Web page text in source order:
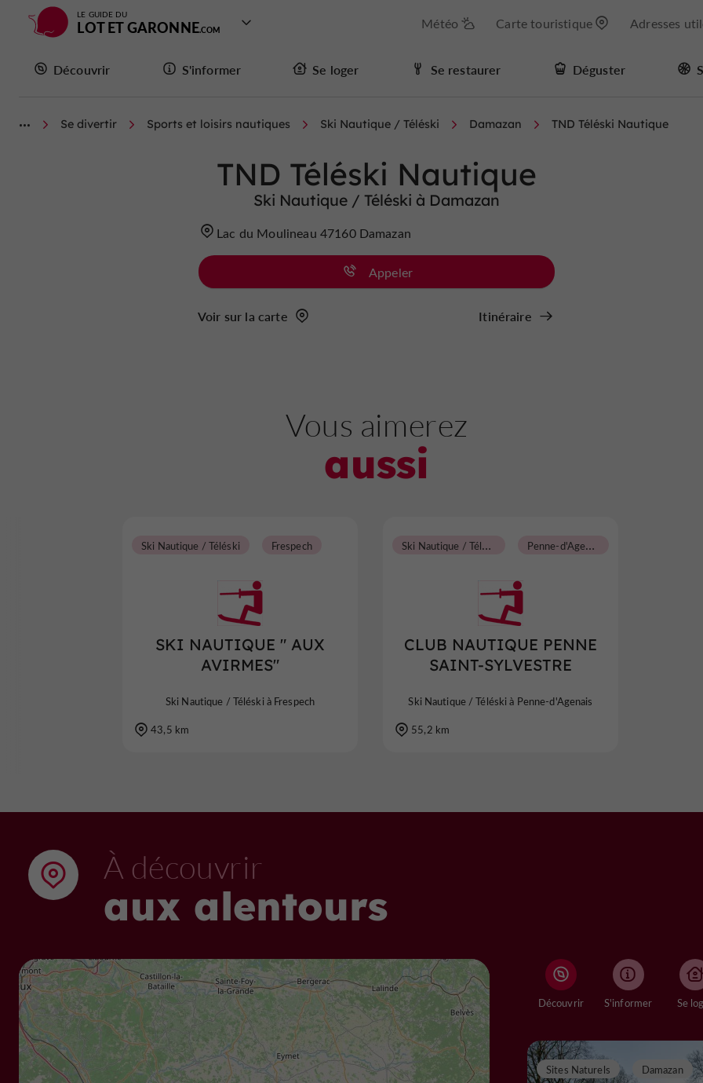
LE GUIDE DU
LOT ET GARONNE Météo Carte touristique Adresses
Découvrir S'informer Se loger Se restaurer Déguster
Se divertir Sports et loisirs nautiques Ski Nautique / Téléski Damazan TND Téléski Nautique
TND Téléski Nautique
Ski Nautique / Téléski à Damazan
Lac du Moulineau 47160 Damazan
Appeler
Voir sur la carte Itinéraire
Vous aimerez
aussi
SKI NAUTIQUE " AUX
AVIRMES"
Ski Nautique / Téléski Frespech
Ski Nautique / Téléski à Frespech
43,5 km
CLUB NAUTIQUE PENNE
SAINT-SYLVESTRE
S
ki Nautique / Téléski P
enne-d'Agenais
Ski Nautique / Téléski à Penne-d'Agenais
55,2 km
À découvrir
aux alentours
Découvrir S'informer Se
Sites Naturels Damazan